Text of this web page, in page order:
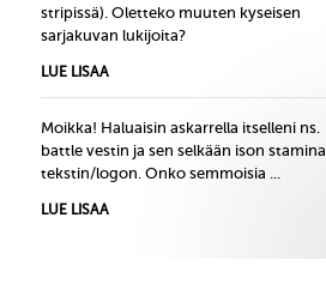
stripissä). Oletteko muuten kyseisen
sarjakuvan lukijoita?
LUE LISAA
Moikka! Haluaisin askarrella itselleni ns.
battle vestin ja sen selkään ison stamina
tekstin/logon. Onko semmoisia ...
LUE LISAA